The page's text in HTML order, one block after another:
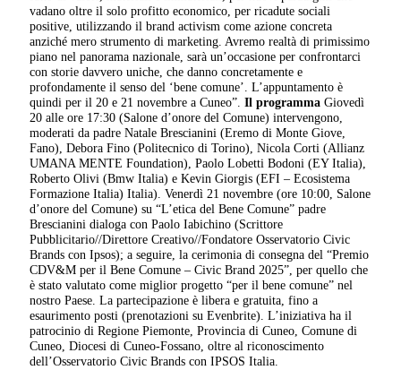
vadano oltre il solo profitto economico, per ricadute sociali
positive, utilizzando il brand activism come azione concreta
anziché mero strumento di marketing. Avremo realtà di primissimo
piano nel panorama nazionale, sarà un’occasione per confrontarci
con storie davvero uniche, che danno concretamente e
profondamente il senso del ‘bene comune’. L’appuntamento è
quindi per il 20 e 21 novembre a Cuneo”.Il programma Giovedì
20 alle ore 17:30 (Salone d’onore del Comune) intervengono,
moderati da padre Natale Brescianini (Eremo di Monte Giove,
Fano), Debora Fino (Politecnico di Torino), Nicola Corti (Allianz
UMANA MENTE Foundation), Paolo Lobetti Bodoni (EY Italia),
Roberto Olivi (Bmw Italia) e Kevin Giorgis (EFI – Ecosistema
Formazione Italia) Italia). Venerdì 21 novembre (ore 10:00, Salone
d’onore del Comune) su “L’etica del Bene Comune” padre
Brescianini dialoga con Paolo Iabichino (Scrittore
Pubblicitario//Direttore Creativo//Fondatore Osservatorio Civic
Brands con Ipsos); a seguire, la cerimonia di consegna del “Premio
CDV&M per il Bene Comune – Civic Brand 2025”, per quello che
è stato valutato come miglior progetto “per il bene comune” nel
nostro Paese. La partecipazione è libera e gratuita, fino a
esaurimento posti (prenotazioni su Evenbrite). L’iniziativa ha il
patrocinio di Regione Piemonte, Provincia di Cuneo, Comune di
Cuneo, Diocesi di Cuneo-Fossano, oltre al riconoscimento
dell’Osservatorio Civic Brands con IPSOS Italia.